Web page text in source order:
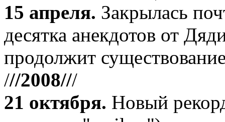
15 апреля. Закрылась
десятка анекдотов от
продолжит
///2008///
21 октября. Новый